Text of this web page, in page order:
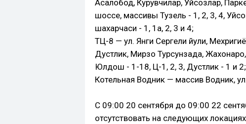
Асалобод, Курувчилар, Уйсозлар,
шоссе, массивы Тузель - 1, 2, 3, 4,
шахарчаси - 1, 1а, 2, 3 и 4;
ТЦ-8 — ул. Янги Сергели йули,
Дустлик, Мирзо Турсунзада,
Юлдош - 1-18, Ц-1, 2, 3, Дустлик - 1 и 2;
Котельная Водник — массив Водник,
С 09:00 20 сентября до 09:00 22
отсутствовать на следующих